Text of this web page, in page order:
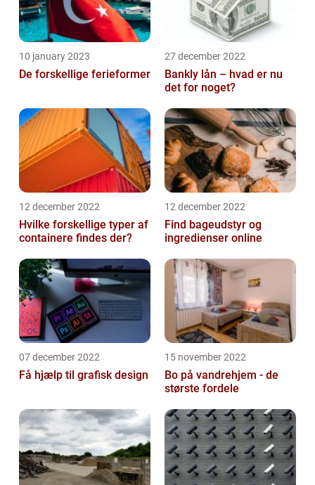
10 january 2023
De forskellige ferieformer
27 december 2022
Bankly lån – hvad er nu
det for noget?
12 december 2022
Hvilke forskellige typer af
containere findes der?
12 december 2022
Find bageudstyr og
ingredienser online
07 december 2022
Få hjælp til grafisk design
15 november 2022
Bo på vandrehjem - de
største fordele